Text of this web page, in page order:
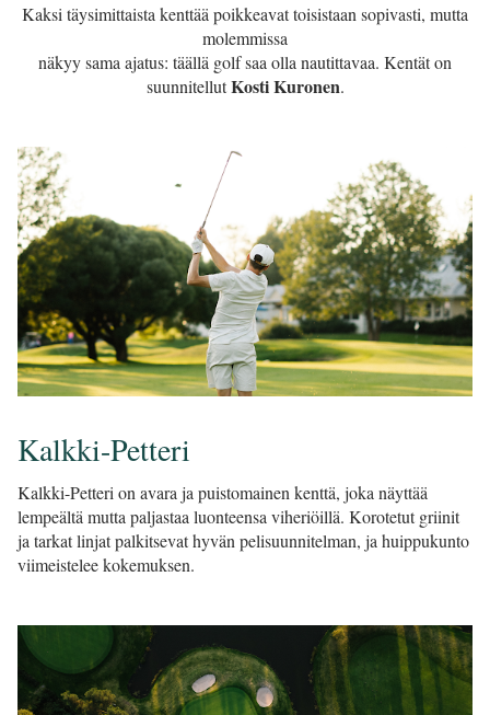
​​​​​​​Kaksi täysimittaista kenttää poikkeavat toisistaan sopivasti, mutta
molemmissa
näkyy sama ajatus: täällä golf saa olla nautittavaa. Kentät on
suunnitellutKosti Kuronen.
Kalkki-Petteri
Kalkki-Petteri on avara ja puistomainen kenttä, joka näyttää
lempeältä mutta paljastaa luonteensa viheriöillä. Korotetut griinit
ja tarkat linjat palkitsevat hyvän pelisuunnitelman, ja huippukunto
viimeistelee kokemuksen.